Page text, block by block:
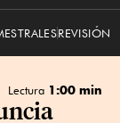
REVISIÓN
Lectura 1:00 min